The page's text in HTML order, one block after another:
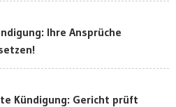
Ihre Ansprüche
Kündigung: Gericht prüft